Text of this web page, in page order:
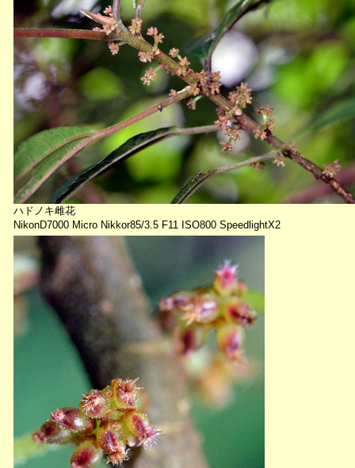
ハドノキ雌花
NikonD7000 Micro Nikkor85/3.5 F11 ISO800 SpeedlightX2